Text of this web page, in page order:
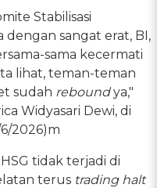
Stabilisasi
dengan sangat erat, BI,
sama kecermati
lihat, teman-teman
sudah reboundya,"
Widyasari Dewi, di
2026)m
tidak terjadi di
terus trading halt